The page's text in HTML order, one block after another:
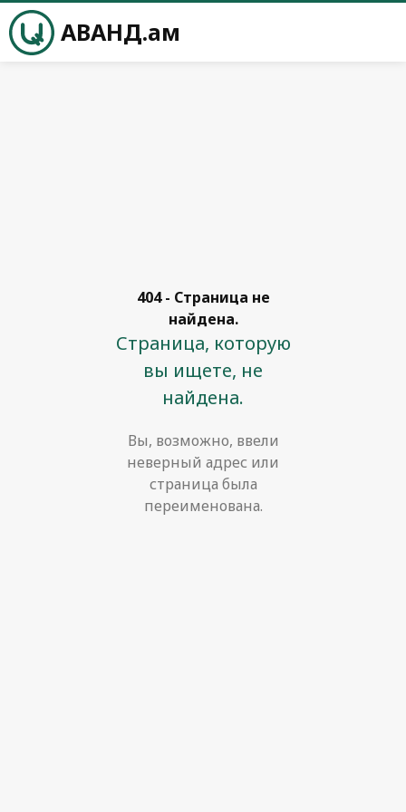
АВАНД.ам
404 - Страница не
найдена.
Страница, которую
вы ищете, не
найдена.
Вы, возможно, ввели
неверный адрес или
страница была
переименована.